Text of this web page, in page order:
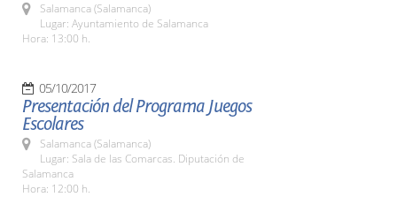
Salamanca (Salamanca)
Lugar: Ayuntamiento de Salamanca
Hora: 13:00 h.
05/10/2017
Presentación del Programa Juegos
Escolares
Salamanca (Salamanca)
Lugar: Sala de las Comarcas. Diputación de
Salamanca
Hora: 12:00 h.